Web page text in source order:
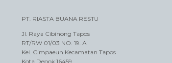
PT. RIASTA BUANA RESTU
Jl. Raya Cibinong Tapos
RT/RW 01/03 NO. 19. A
Kel. Cimpaeun Kecamatan Tapos
Kota Depok 16459